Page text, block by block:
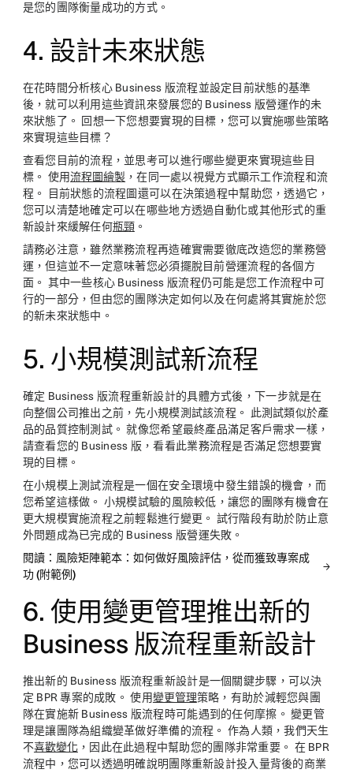
是您的團隊衡量成功的方式。
4. 設計未來狀態
在花時間分析核心 Business 版流程並設定目前狀態的基準
後，就可以利用這些資訊來發展您的 Business 版營運作的未
來狀態了。 回想一下您想要實現的目標，您可以實施哪些策略
來實現這些目標？
查看您目前的流程，並思考可以進行哪些變更來實現這些目
標。 使用流程圖繪製 ，在同一處以視覺方式顯示工作流程和流
程。 目前狀態的流程圖還可以在決策過程中幫助您，透過它，
您可以清楚地確定可以在哪些地方透過自動化或其他形式的重
新設計來緩解任何瓶頸。
請務必注意，雖然業務流程再造確實需要徹底改造您的業務營
運，但這並不一定意味著您必須擺脫目前營運流程的各個方
面。 其中一些核心 Business 版流程仍可能是您工作流程中可
行的一部分，但由您的團隊決定如何以及在何處將其實施於您
的新未來狀態中。
5. 小規模測試新流程
確定 Business 版流程重新設計的具體方式後，下一步就是在
向整個公司推出之前，先小規模測試該流程。 此測試類似於產
品的品質控制測試。 就像您希望最終產品滿足客戶需求一樣，
請查看您的 Business 版，看看此業務流程是否滿足您想要實
現的目標。
在小規模上測試流程是一個在安全環境中發生錯誤的機會，而
您希望這樣做。 小規模試驗的風險較低，讓您的團隊有機會在
更大規模實施流程之前輕鬆進行變更。 試行階段有助於防止意
外問題成為已完成的 Business 版營運失敗。
閱讀：風險矩陣範本：如何做好風險評估，從而獲致專案成
功 (附範例)
6. 使用變更管理推出新的
Business 版流程重新設計
推出新的 Business 版流程重新設計是一個關鍵步驟，可以決
定 BPR 專案的成敗。 使用變更管理策略，有助於減輕您與團
隊在實施新 Business 版流程時可能遇到的任何摩擦。 變更管
理是讓團隊為組織變革做好準備的流程。 作為人類，我們天生
不喜歡變化，因此在此過程中幫助您的團隊非常重要。 在 BPR
流程中，您可以透過明確說明團隊重新設計投入量背後的商業